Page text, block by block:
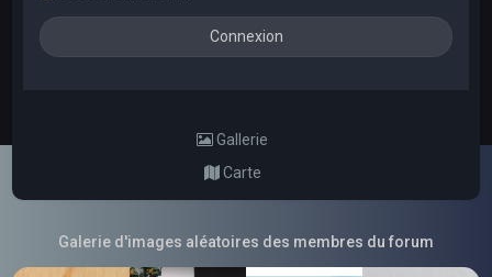
Gallerie
Carte
Galerie d'images aléatoires des membres du forum